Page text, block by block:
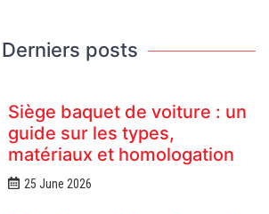
Derniers posts
Siège baquet de voiture : un
guide sur les types,
matériaux et homologation
25 June 2026